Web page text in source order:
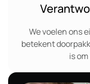
We voelen ons
betekent
is